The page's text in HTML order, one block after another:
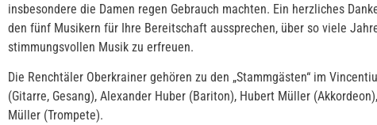
insbesondere die Damen regen Gebrauch machten. Ein herzliches
den fünf Musikern für Ihre Bereitschaft aussprechen, über so viele
stimmungsvollen Musik zu erfreuen.
Die Renchtäler Oberkrainer gehören zu den „Stammgästen“ im
(Gitarre, Gesang), Alexander Huber (Bariton), Hubert Müller
Müller (Trompete).